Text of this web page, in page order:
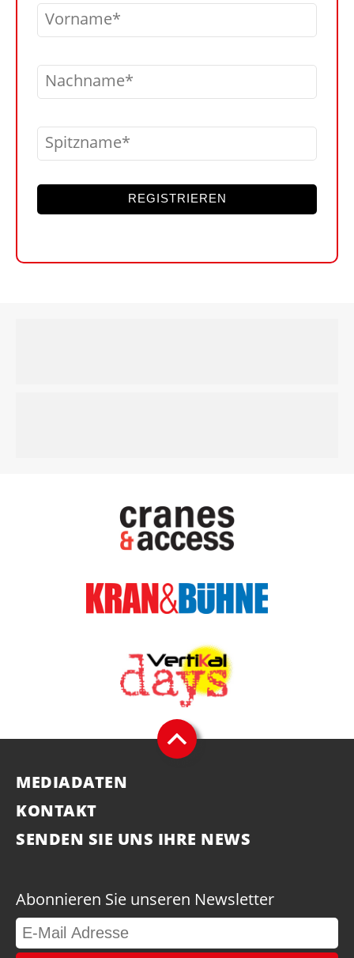
Vorname
Nachname
Spitzname
REGISTRIEREN
MEDIADATEN
KONTAKT
SENDEN SIE UNS IHRE NEWS
Abonnieren Sie unseren Newsletter